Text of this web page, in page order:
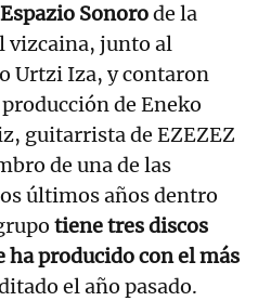
Sonorode la
vizcaina, junto al
Urtzi Iza, y contaron
de Eneko
guitarrista de EZEZEZ
de una de las
últimos años dentro
tiene tres discos
ha producido con el más
el año pasado.